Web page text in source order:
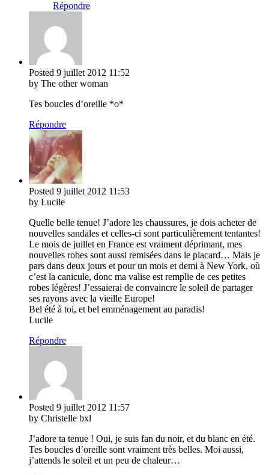
Répondre
Posted 9 juillet 2012 11:52
by The other woman
Tes boucles d’oreille *o*
Répondre
Posted 9 juillet 2012 11:53
by Lucile
Quelle belle tenue! J’adore les chaussures, je dois acheter de
nouvelles sandales et celles-ci sont particulièrement tentantes!
Le mois de juillet en France est vraiment déprimant, mes
nouvelles robes sont aussi remisées dans le placard… Mais je
pars dans deux jours et pour un mois et demi à New York, où
c’est la canicule, donc ma valise est remplie de ces petites
robes légères! J’essaierai de convaincre le soleil de partager
ses rayons avec la vieille Europe!
Bel été à toi, et bel emménagement au paradis!
Lucile
Répondre
Posted 9 juillet 2012 11:57
by Christelle bxl
J’adore ta tenue ! Oui, je suis fan du noir, et du blanc en été.
Tes boucles d’oreille sont vraiment très belles. Moi aussi,
j’attends le soleil et un peu de chaleur…